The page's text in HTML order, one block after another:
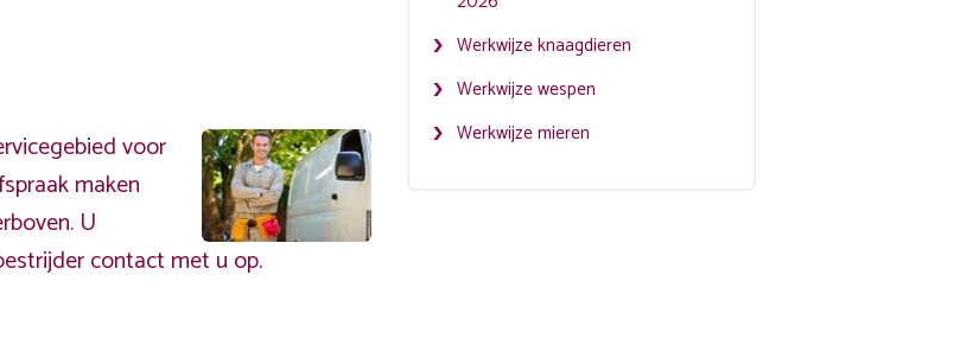
voor
maken
U
contact met u op.
Werkwijze knaagdieren
Werkwijze wespen
Werkwijze mieren